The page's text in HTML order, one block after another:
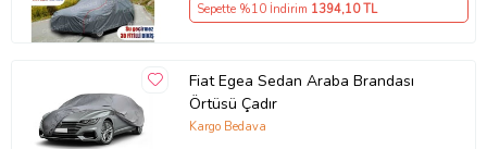
Sepette %10 İndirim 1394,10 TL
Fiat Egea Sedan Araba Brandası
Örtüsü Çadır
Kargo Bedava